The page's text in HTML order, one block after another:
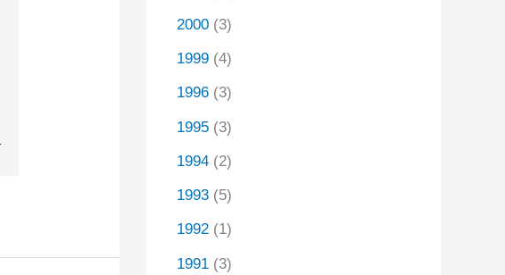
2000 (3)
1999 (4)
1996 (3)
1995 (3)
1994 (2)
1993 (5)
1992 (1)
1991 (3)